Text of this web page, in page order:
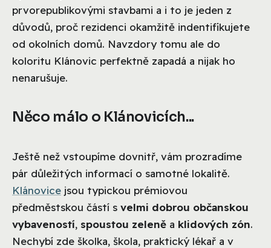
prvorepublikovými stavbami a i to je jeden z
důvodů, proč rezidenci okamžitě indentifikujete
od okolních domů. Navzdory tomu ale do
koloritu Klánovic perfektně zapadá a nijak ho
nenarušuje.
Něco málo o Klánovicích...
Ještě než vstoupíme dovnitř, vám prozradíme
pár důležitých informací o samotné lokalitě.
Klánovice jsou typickou prémiovou
předměstskou částí s velmi dobrou občanskou
vybaveností, spoustou zeleně a klidových zón.
Nechybí zde školka, škola, praktický lékař a v